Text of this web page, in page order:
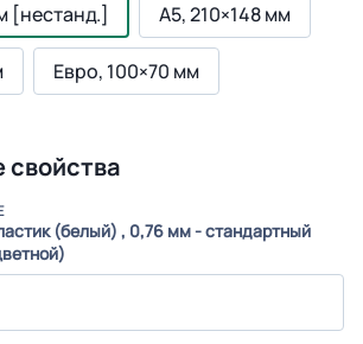
[нестанд.] А5, 210×148 мм
Евро, 100×70 мм
свойства
(белый) , 0,76 мм - стандартный